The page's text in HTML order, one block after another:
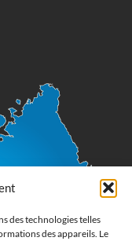
des technologies telles
des appareils. Le